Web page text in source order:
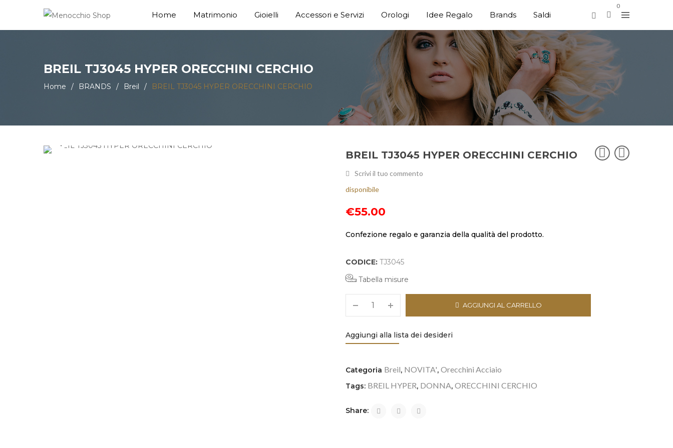
Home Matrimonio Gioielli Accessori e Servizi Orologi Idee Regalo Brands Saldi
0
BREIL TJ3045 HYPER ORECCHINI CERCHIO
Home / BRANDS / Breil / BREIL TJ3045 HYPER ORECCHINI CERCHIO
BREIL TJ3045 HYPER ORECCHINI CERCHIO
Scrivi il tuo commento
disponibile
€55.00
Confezione regalo e garanzia della qualità del prodotto.
CODICE:TJ3045
Tabella misure
AGGIUNGI AL CARRELLO
Aggiungi alla lista dei desideri
Categoria Breil, NOVITA',Orecchini Acciaio
Tags: BREIL HYPER, DONNA,ORECCHINI CERCHIO
Share: